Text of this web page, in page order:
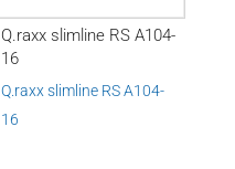
Q.raxx slimline RS A104-
16
Q.raxx slimline RS A104-
16